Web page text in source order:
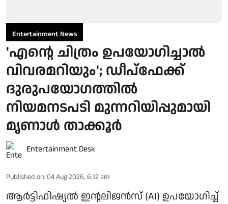
Entertainment News
'എന്റെ ചിത്രം ഉപയോഗിച്ചാൽ
വിവരമറിയും'; ഡീപ്‌ഫേക്ക്
ദുരുപയോഗത്തിൽ
നിയമനടപടി മുന്നറിയിപ്പുമായി
മൃണാൾ താക്കൂർ
Entertainment Desk
Published on: 04 Aug 2026, 6:12 am
ആർട്ടിഫിഷ്യൽ ഇന്റലിജൻസ് (AI) ഉപയോഗിച്ച്